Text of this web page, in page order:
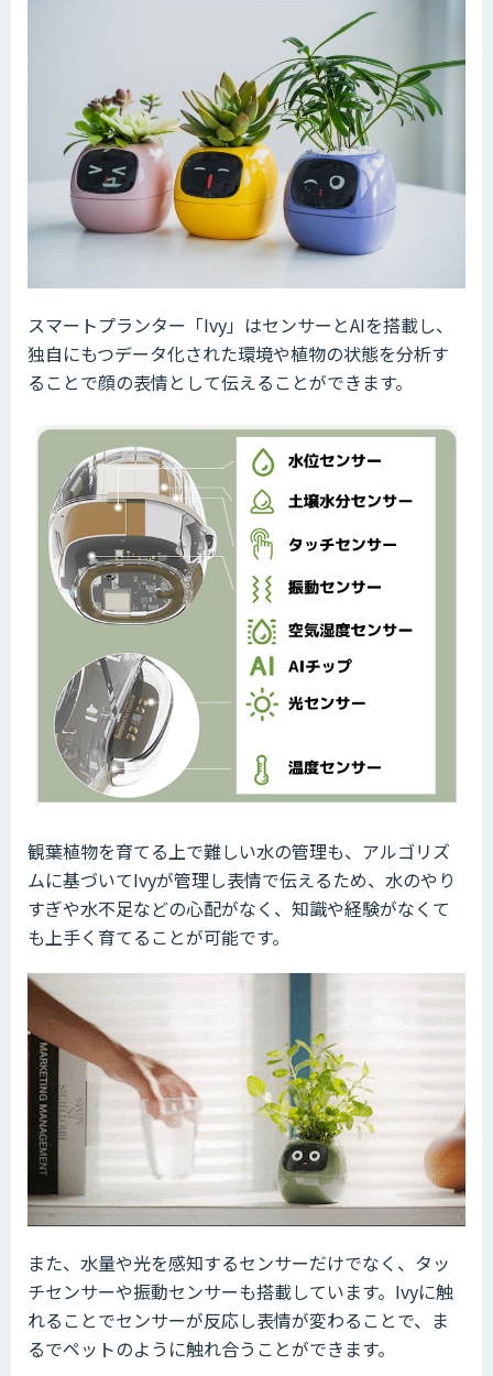
スマートプランター「Ivy」はセンサーとAIを搭載し、
独自にもつデータ化された環境や植物の状態を分析す
ることで顔の表情として伝えることができます。
観葉植物を育てる上で難しい水の管理も、アルゴリズ
ムに基づいてIvyが管理し表情で伝えるため、水のやり
すぎや水不足などの心配がなく、知識や経験がなくて
も上手く育てることが可能です。
また、水量や光を感知するセンサーだけでなく、タッ
チセンサーや振動センサーも搭載しています。Ivyに触
れることでセンサーが反応し表情が変わることで、ま
るでペットのように触れ合うことができます。